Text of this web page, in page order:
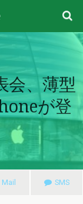
会、薄型
が登
Mail SMS